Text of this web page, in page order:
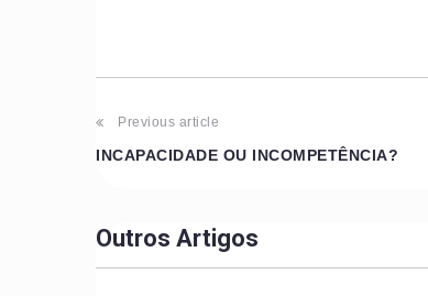
Previous article
INCAPACIDADE OU INCOMPETÊNCIA?
Outros Artigos